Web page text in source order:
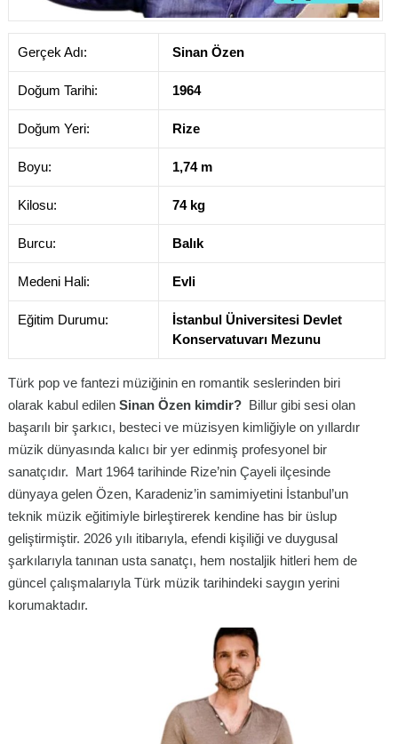
Gerçek Adı: Sinan Özen
Doğum Tarihi: 1964
Doğum Yeri: Rize
Boyu: 1,74 m
Kilosu: 74 kg
Burcu: Balık
Medeni Hali: Evli
Eğitim Durumu:
İstanbul Üniversitesi Devlet
Konservatuvarı Mezunu
Türk pop ve fantezi müziğinin en romantik seslerinden biri
olarak kabul edilen Sinan Özen kimdir? Billur gibi sesi olan
başarılı bir şarkıcı, besteci ve müzisyen kimliğiyle on yıllardır
müzik dünyasında kalıcı bir yer edinmiş profesyonel bir
sanatçıdır. Mart 1964 tarihinde Rize’nin Çayeli ilçesinde
dünyaya gelen Özen, Karadeniz’in samimiyetini İstanbul’un
teknik müzik eğitimiyle birleştirerek kendine has bir üslup
geliştirmiştir. 2026 yılı itibarıyla, efendi kişiliği ve duygusal
şarkılarıyla tanınan usta sanatçı, hem nostaljik hitleri hem de
güncel çalışmalarıyla Türk müzik tarihindeki saygın yerini
korumaktadır.